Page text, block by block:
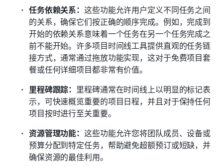
任务依赖关系：这些功能允许用户定义不同任务之间
的关系，确保它们按正确的顺序完成。例如，完成到
开始的依赖关系意味着一个任务在另一个任务完成之
前不能开始。许多项目时间线工具提供直观的任务链
接方式，通常通过拖放功能实现，这对于免费项目套
餐或任何详细项目都非常有价值。
里程碑跟踪： 里程碑通常在时间线上以明显的标记表
示，可快速概览重要的项目日程，并且对于保持任何
项目按时进行至关重要。
资源管理功能：这些功能允许您将团队成员、设备或
预算分配到特定任务，帮助避免超额预订或短缺，并
确保资源的最佳利用。